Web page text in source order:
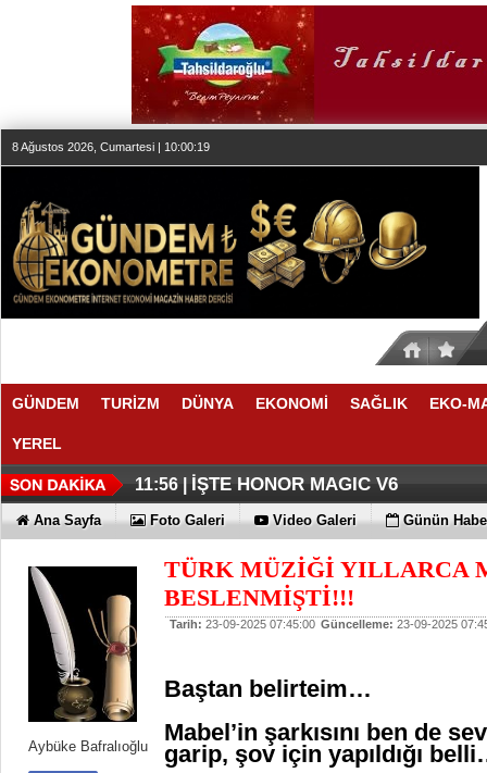
8 Ağustos 2026, Cumartesi | 10:00:19
GÜNDEM TURİZM DÜNYA EKONOMİ SAĞLIK EKO-
YEREL
12:17 |THY REKOR KIRMAYI SEVİYOR
12:02 |ÖZEL FİYATLARLA GELDİLER
11:56 | İŞTE HONOR MAGIC V6
11:53 |TECNO'DA YENİLİKLER VAR
Ana Sayfa Foto Galeri Video Galeri Günün
Aybüke Bafralıoğlu
TÜRK MÜZİĞİ YILLARCA
BESLENMİŞTİ!!!
Tarih: 23-09-2025 07:45:00 Güncelleme: 23-09-2025
Baştan belirteim…
Mabel’in şarkısını ben de
garip, şov için yapıldığı